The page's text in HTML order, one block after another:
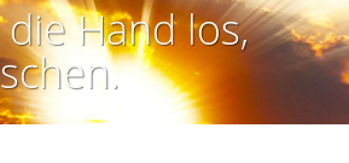
Hand los,